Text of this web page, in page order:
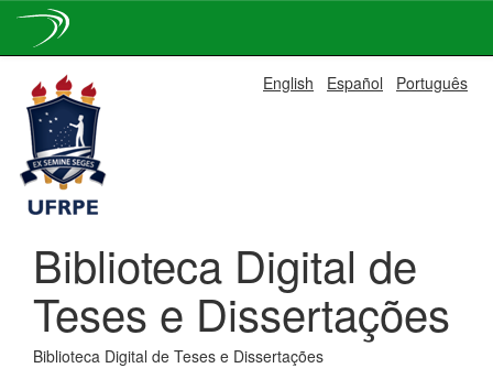
navigation
English Español Português
Biblioteca Digital de
Teses e Dissertações
Biblioteca Digital de Teses e Dissertações